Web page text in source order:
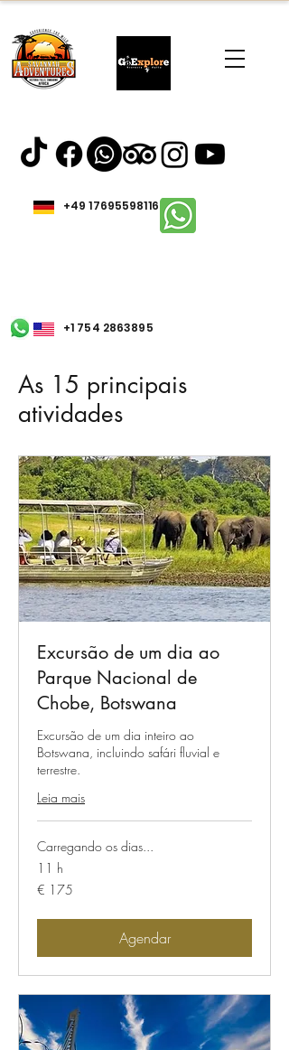
+49 17695598116
+1 754 2863895
As 15 principais
atividades
Excursão de um dia ao
Parque Nacional de
Chobe, Botswana
Excursão de um dia inteiro ao
Botswana, incluindo safári fluvial e
terrestre.
Leia mais
Carregando os dias...
11 h
175
Euros
€ 175
Agendar